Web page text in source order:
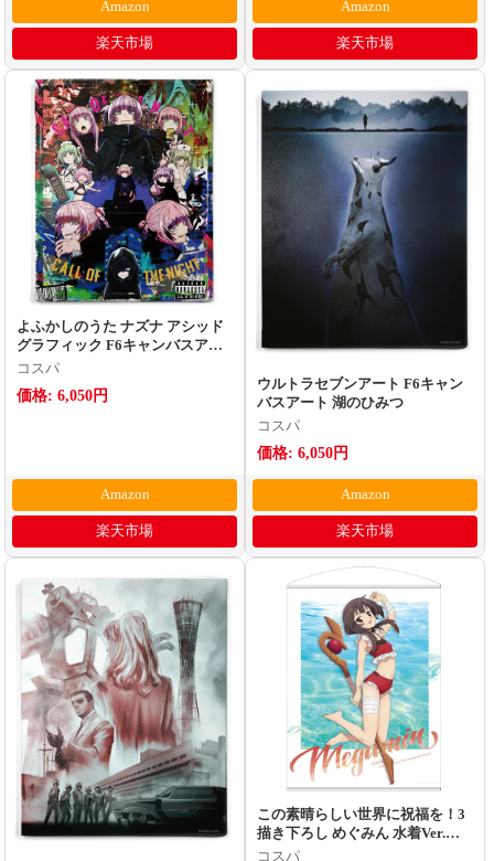
Amazon
楽天市場
Amazon
楽天市場
よふかしのうた ナズナ アシッド
グラフィック F6キャンバスアー
ト
コスパ
価格: 6,050円
Amazon
楽天市場
ウルトラセブンアート F6キャン
バスアート 湖のひみつ
コスパ
価格: 6,050円
Amazon
楽天市場
この素晴らしい世界に祝福を！3
描き下ろし めぐみん 水着Ver.
100cmタペストリー
コスパ